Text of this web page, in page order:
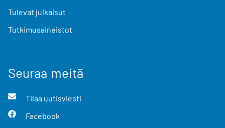
Tulevat julkaisut
Tutkimusaineistot
Seuraa meitä
Tilaa uutisviesti
Facebook